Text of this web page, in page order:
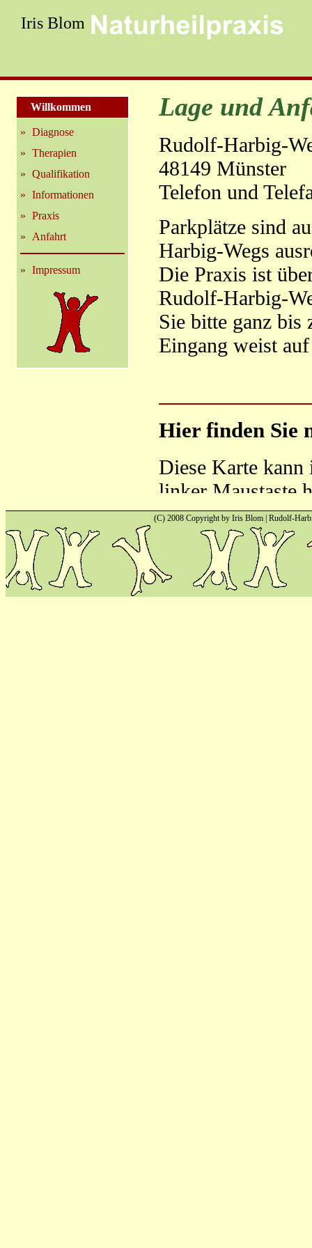
Iris Blom
Willkommen
» Diagnose
» Therapien
» Qualifikation
» Informationen
» Praxis
»
Anfahrt
» Impressum
(C) 2008 Copyright by Iris Blom | Rudolf-